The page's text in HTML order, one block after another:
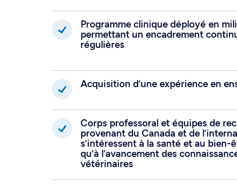
Programme clinique déployé en
permettant un encadrement
régulières
Acquisition d’une expérience en
Corps professoral et équipes de
provenant du Canada et de
s’intéressent à la santé et au bien-
qu’à l’avancement des
vétérinaires